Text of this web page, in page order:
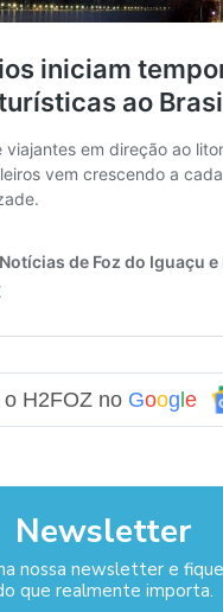
o H2FOZ no Goog e
Newsletter
nossa newsletter e
que realmente importa.